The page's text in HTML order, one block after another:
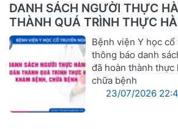
DANH SÁCH NGƯỜI THỰC
THÀNH QUÁ TRÌNH THỰC
BỆNH, CHỮA BỆNHBệnh viện Y học
thông báo danh
đã hoàn thành thực
chữa bệnh
23/07/2026